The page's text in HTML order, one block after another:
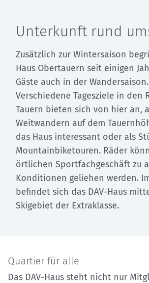
Unterkunft rund
Zusätzlich zur Wintersaison
Haus Obertauern seit einigen
Gäste auch in der Wandersaison.
Verschiedene Tagesziele in den
Tauern bieten sich von hier an,
Weitwandern auf dem
das Haus interessant oder als
Mountainbiketouren. Räder
örtlichen Sportfachgeschäft zu
Konditionen geliehen werden.
befindet sich das DAV-Haus
Skigebiet der Extraklasse.
Quartier für alle
Das DAV-Haus steht nicht nur